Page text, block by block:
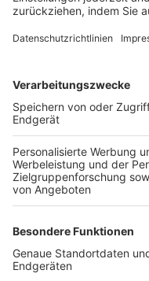
FOLGE DEM BFV
TOP-VEREINE
TOP-PARTNER